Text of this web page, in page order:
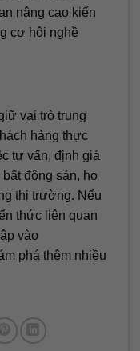
nâng cao kiến
cơ hội nghề
vai trò trung
hàng thực
tư vấn, định giá
động sản, họ
thị trường. Nếu
thức liên quan
vào
phá thêm nhiều